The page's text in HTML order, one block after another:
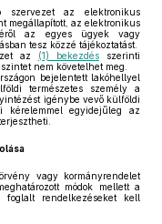
szervezet az elektronikus
megállapított, az elektronikus
az egyes ügyek vagy
tesz közzé tájékoztatást.
az (1) bekezdésszerinti
nem követelhet meg.
bejelentett lakóhellyel
természetes személy a
igénybe vevő külföldi
kérelemmel egyidejűleg az
vagy kormányrendelet
módok mellett a
rendelkezéseket kell